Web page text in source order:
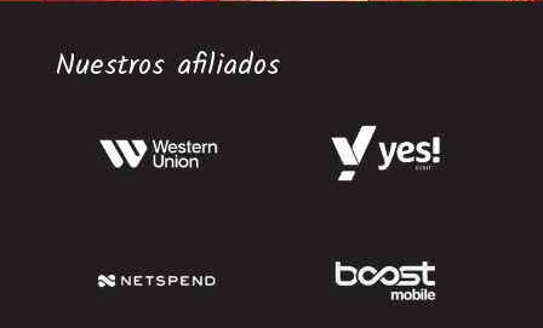
Nuestros afiliados